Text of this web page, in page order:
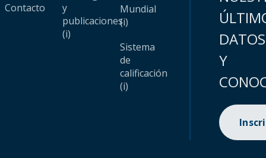
Contacto
y
publicaciones
(i)
Mundial
(i)
Sistema
de
calificación
(i)
DATOS
Y